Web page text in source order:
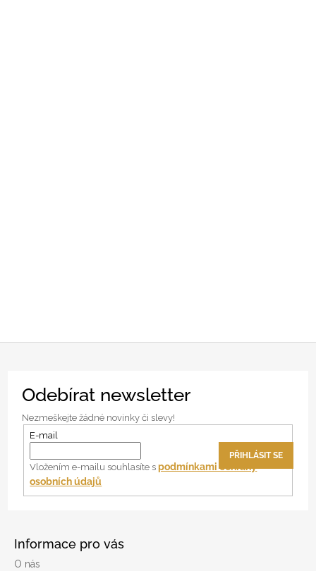
Informace pro vás
O nás
Odebírat newsletter
Nezmeškejte žádné novinky či slevy!
E-mail
Vložením e-mailu souhlasíte spodmínkami ochrany
osobních údajů
PŘIHLÁSIT SE